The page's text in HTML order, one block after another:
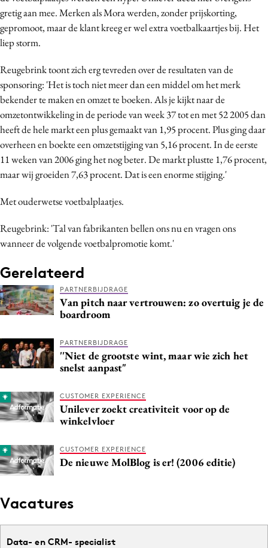
gretig aan mee. Merken als Mora werden, zonder prijskorting,
gepromoot, maar de klant kreeg er wel extra voetbalkaartjes bij. Het
liep storm.
Reugebrink toont zich erg tevreden over de resultaten van de
sponsoring: 'Het is toch niet meer dan een middel om het merk
bekender te maken en omzet te boeken. Als je kijkt naar de
omzetontwikkeling in de periode van week 37 tot en met 52 2005 dan
heeft de hele markt een plus gemaakt van 1,95 procent. Plus ging daar
overheen en boekte een omzetstijging van 5,16 procent. In de eerste
11 weken van 2006 ging het nog beter. De markt plustte 1,76 procent,
maar wij groeiden 7,63 procent. Dat is een enorme stijging.'
Met ouderwetse voetbalplaatjes.
Reugebrink: 'Tal van fabrikanten bellen ons nu en vragen ons
wanneer de volgende voetbalpromotie komt.'
Gerelateerd
PARTNERBIJDRAGE
Van pitch naar vertrouwen: zo overtuig je de
boardroom
PARTNERBIJDRAGE
''Niet de grootste wint, maar wie zich het
snelst aanpast"
CUSTOMER EXPERIENCE
Unilever zoekt creativiteit voor op de
winkelvloer
CUSTOMER EXPERIENCE
De nieuwe MolBlog is er! (2006 editie)
Vacatures
Data- en CRM- specialist